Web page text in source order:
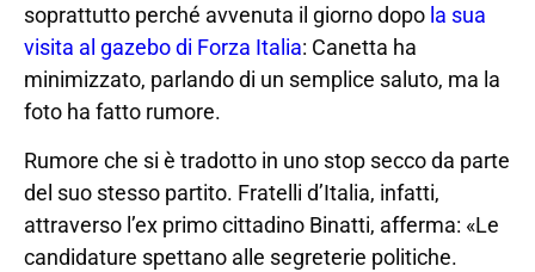
soprattutto perché avvenuta il giorno dopo la sua
visita al gazebo di Forza Italia: Canetta ha
minimizzato, parlando di un semplice saluto, ma la
foto ha fatto rumore.
Rumore che si è tradotto in uno stop secco da parte
del suo stesso partito. Fratelli d’Italia, infatti,
attraverso l’ex primo cittadino Binatti, afferma: «Le
candidature spettano alle segreterie politiche.